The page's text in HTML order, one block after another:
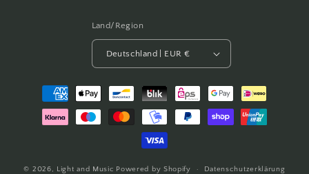
Land/Region
Deutschland | EUR €
Zahlungsmethoden
© 2026, Light and Music Powered by Shopify Datenschutzerklärung